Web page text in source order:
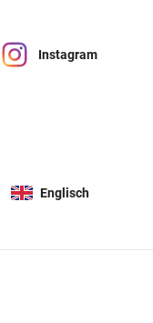
Instagram
Englisch